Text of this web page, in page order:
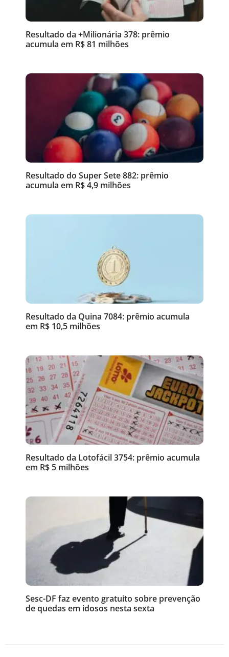
Resultado da +Milionária 378: prêmio
acumula em R$ 81 milhões
Resultado do Super Sete 882: prêmio
acumula em R$ 4,9 milhões
Resultado da Quina 7084: prêmio acumula
em R$ 10,5 milhões
Resultado da Lotofácil 3754: prêmio acumula
em R$ 5 milhões
Sesc-DF faz evento gratuito sobre prevenção
de quedas em idosos nesta sexta